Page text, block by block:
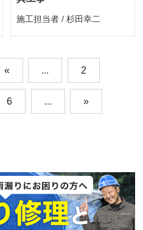
施工担当者 / 杉田幸二
« ... 2
6 ... »